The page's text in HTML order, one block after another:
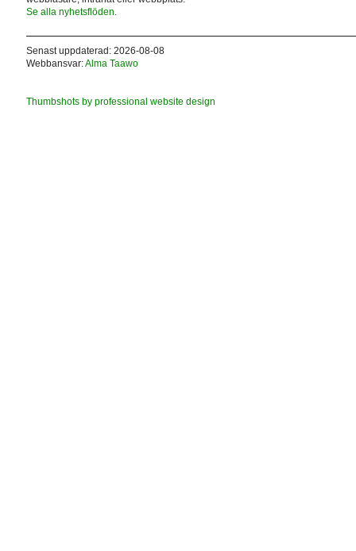
Se alla nyhetsflöden.
Senast uppdaterad: 2026-08-08
Webbansvar:Alma Taawo
Thumbshots by professional website design